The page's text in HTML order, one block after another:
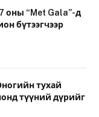
оны “Met Gala”-д
бүтээгчээр
тухай
түүний дүрийг